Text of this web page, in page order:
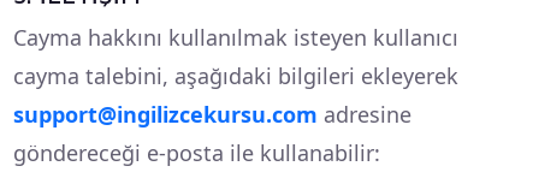
Cayma hakkını kullanılmak isteyen kullanıcı
cayma talebini, aşağıdaki bilgileri ekleyerek
support@ingilizcekursu.com adresine
göndereceği e-posta ile kullanabilir: